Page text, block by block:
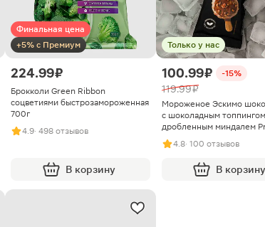
Финальная цена
+5% с Премиум
224.99 ₽
Брокколи Green Ribbon
соцветиями быстрозамороженная
700г
4.9· 498 отзывов
В корзину
Только у нас
100.99 ₽ -15%
119.99 ₽
Мороженое Эскимо
с шоколадным
дробленным миндалем
of Taste 80г
4.8· 100 отзывов
В корзину